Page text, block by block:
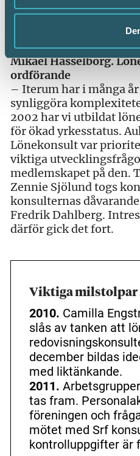
Mikael Hasselborg.
ordförande
– Iterum har i många
synliggöra
2002 har vi utbildat
för ökad yrkesstatus.
Lönekonsult var
viktiga
medlemskapet på den.
Zennie Sjölund togs
konsulternas
Fredrik Dahlberg.
därför gick det fort.
Viktiga milstolpar
2010. Camilla
slås av tanken att
december bildas
med liktänkande.
2011.
tas fram.
föreningen och
mötet med Srf
kontrolluppgifter är